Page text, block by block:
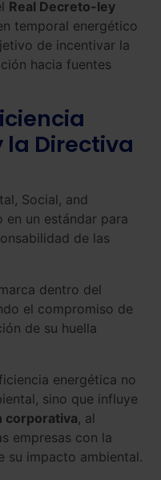
Real Decreto-ley
temporal energético
de incentivar la
hacia fuentes
la Directiva
Social, and
en un estándar para
de las
dentro del
el compromiso de
de su huella
energética no
sino que influye
corporativa, al
empresas con la
su impacto ambiental.